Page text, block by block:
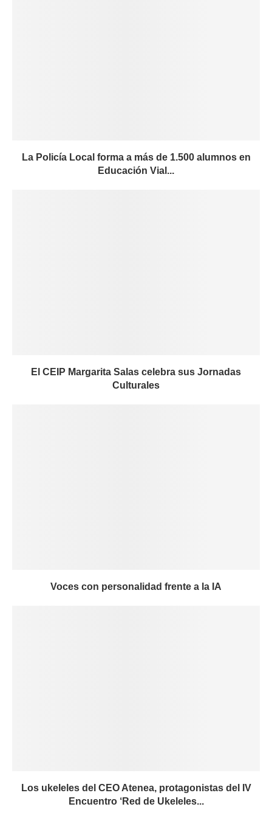
La Policía Local forma a más de 1.500 alumnos en
Educación Vial...
El CEIP Margarita Salas celebra sus Jornadas
Culturales
Voces con personalidad frente a la IA
Los ukeleles del CEO Atenea, protagonistas del IV
Encuentro ‘Red de Ukeleles...